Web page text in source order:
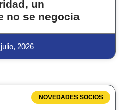
un
no se negocia
2026
NOVEDADES SOCIOS